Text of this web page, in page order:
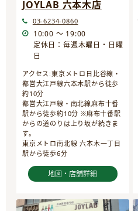
JOYLAB 六本木店
03-6234-0860
10:00 ～ 19:00
定休日：毎週木曜日・日曜
日
アクセス:東京メトロ日比谷線・
都営大江戸線六本木駅から徒歩
約10分
都営大江戸線・南北線麻布十番
駅から徒歩約10分 ※麻布十番駅
からの道のりは上り坂が続きま
す。
東京メトロ南北線 六本木一丁目
駅から徒歩6分
地図・店舗詳細